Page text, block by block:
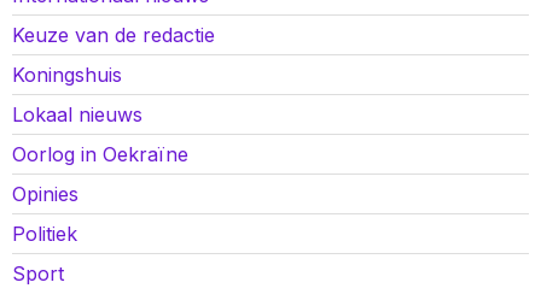
Keuze van de redactie
Koningshuis
Lokaal nieuws
Oorlog in Oekraïne
Opinies
Politiek
Sport